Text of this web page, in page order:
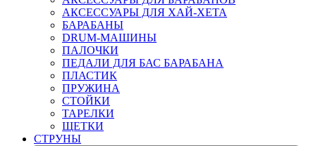
АКСЕССУАРЫ ДЛЯ ХАЙ-ХЕТА
БАРАБАНЫ
DRUM-МАШИНЫ
ПАЛОЧКИ
ПЕДАЛИ ДЛЯ БАС БАРАБАНА
ПЛАСТИК
ПРУЖИНА
СТОЙКИ
ТАРЕЛКИ
ЩЕТКИ
СТРУНЫ